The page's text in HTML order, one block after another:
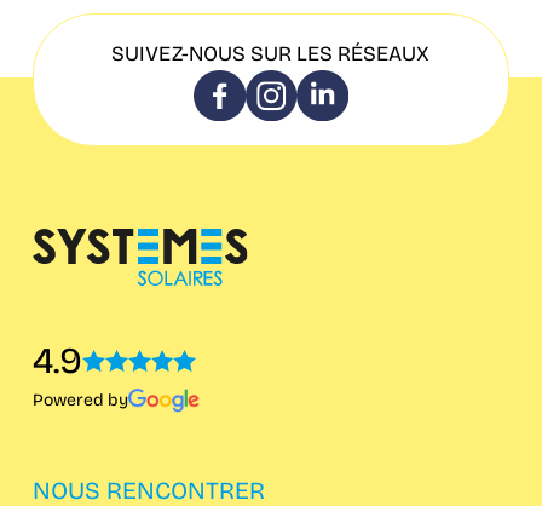
SUIVEZ-NOUS SUR LES RÉSEAUX
4.9
Powered by
NOUS RENCONTRER